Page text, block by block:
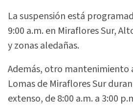
La suspensión está
9:00 a.m. en Miraflores Sur,
y zonas aledañas.
Además, otro mantenimiento
Lomas de Miraflores Sur
extenso, de 8:00 a.m. a 3:00